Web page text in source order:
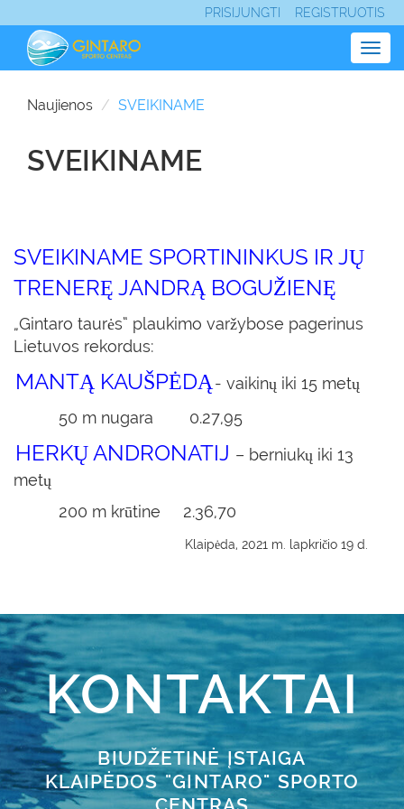
PRISIJUNGTI REGISTRUOTIS
Naujienos SVEIKINAME
SVEIKINAME
SVEIKINAME SPORTININKUS IR JŲ
TRENERĘ JANDRĄ BOGUŽIENĘ
„Gintaro taurės“ plaukimo varžybose pagerinus
Lietuvos rekordus:
MANTĄ KAUŠPĖDĄ- vaikinų iki 15 metų
50 m nugara 0.27,95
HERKŲ ANDRONATIJ – berniukų iki 13
metų
200 m krūtine 2.36,70
Klaipėda, 2021 m. lapkričio 19 d.
KONTAKTAI
BIUDŽETINĖ ĮSTAIGA
KLAIPĖDOS "GINTARO" SPORTO